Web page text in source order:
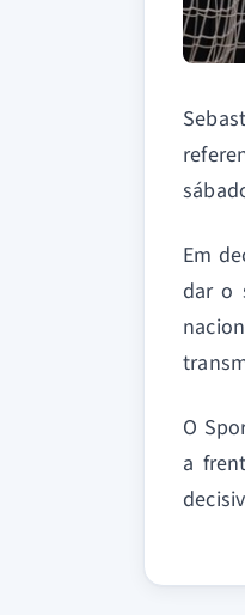
Em
dar o
O
a